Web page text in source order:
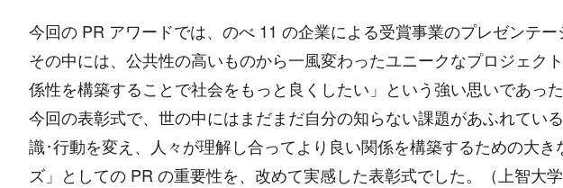
今回の PR アワードでは、のべ 11 の企業による受賞事業のプレゼンテー
その中には、公共性の高いものから一風変わったユニークなプロジェ
係性を構築することで社会をもっと良くしたい」という強い思いであった
今回の表彰式で、世の中にはまだまだ自分の知らない課題があふれて
識･行動を変え、人々が理解し合ってより良い関係を構築するための大
ズ」としての PR の重要性を、改めて実感した表彰式でした。（上智大学